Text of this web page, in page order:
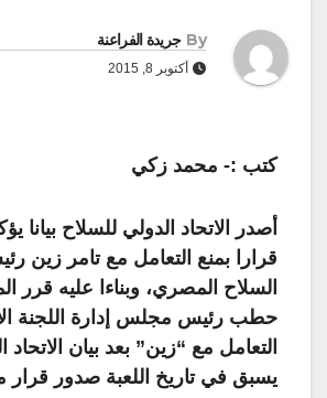
By جريدة الفراعنة
أكتوبر 8, 2015
كتب :- محمد زكي
أصدر الاتحاد الدولي للسلاح بيانا
قرارا بمنع التعامل مع تامر زين
السلاح المصري، وبناءا عليه قرر
حطب رئيس مجلس إدارة اللجنة
التعامل مع “زين” بعد بيان الاتحاد
يسبق في تاريخ اللعبة صدور قرار